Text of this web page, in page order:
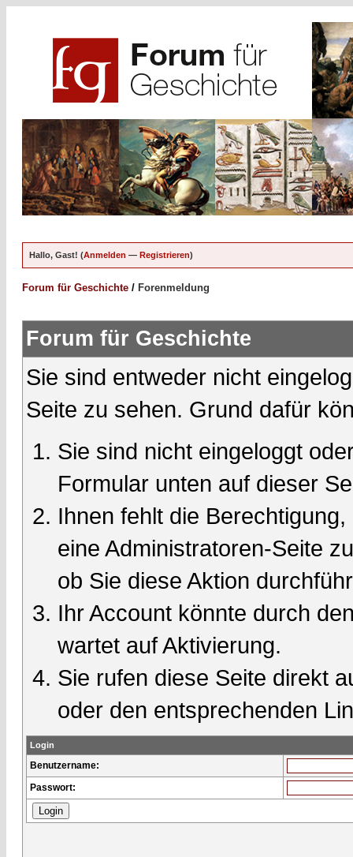
Hallo, Gast! (Anmelden — Registrieren)
Forum für Geschichte / Forenmeldung
Forum für Geschichte
Sie sind entweder nicht
Seite zu sehen. Grund dafür
Sie sind nicht eingeloggt
Formular unten auf dieser
Ihnen fehlt die
eine Administratoren-Seite
ob Sie diese Aktion
Ihr Account könnte durch
wartet auf Aktivierung.
Sie rufen diese Seite direkt
oder den entsprechenden
Login
Benutzername:
Passwort: